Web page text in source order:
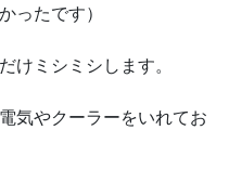
ったです）
けミシミシします。
気やクーラーをいれてお